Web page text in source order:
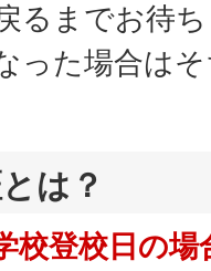
るまでお待
った場合は
は？
校登校日の